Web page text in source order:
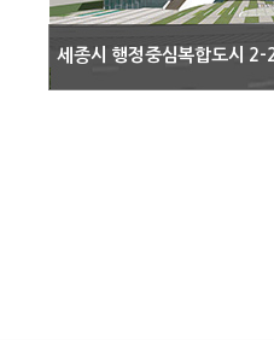
세종시 행정중심복합도시 2-